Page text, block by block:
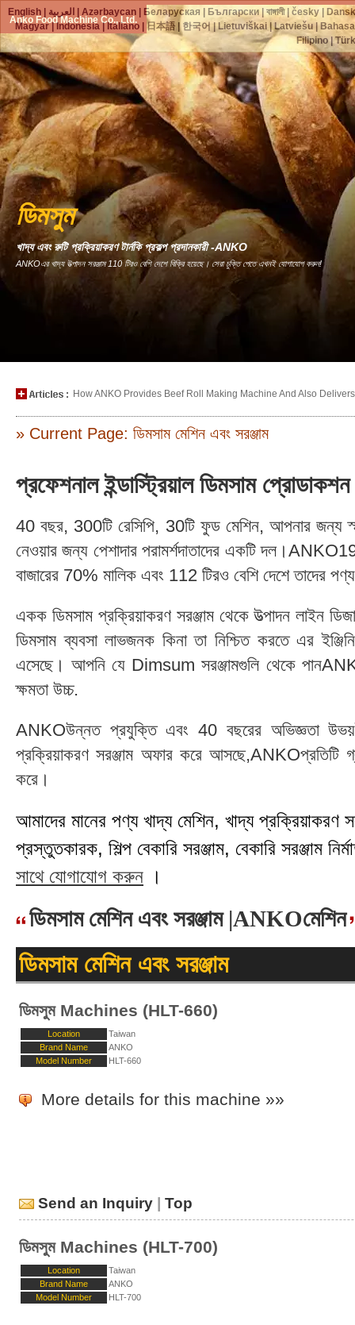
Anko Food Machine Co., Ltd.
ডিমসুম
খাদ্য এবং রুটি প্রক্রিয়াকরণ টার্নকি প্রকল্প প্রদানকারী -ANKO
ANKOএর খাদ্য উত্পাদন সরঞ্জাম 110 টিরও বেশি দেশে বিক্রি হয়েছে। সেরা চুক্তি পেতে এখনই যোগাযোগ করুন!
How ANKO Provides Beef Roll Making Machine And Also
» Current Page: ডিমসাম মেশিন এবং সরঞ্জাম
প্রফেশনাল ইন্ডাস্ট্রিয়াল ডিমসাম
40 বছর, 300টি রেসিপি, 30টি ফুড মেশিন, আপনার জন্য
নেওয়ার জন্য পেশাদার পরামর্শদাতাদের একটি
বাজারের 70% মালিক এবং 112 টিরও বেশি দেশে তাদের
একক ডিমসাম প্রক্রিয়াকরণ সরঞ্জাম থেকে উত্পাদন লাইন
ডিমসাম ব্যবসা লাভজনক কিনা তা নিশ্চিত করতে এর
এসেছে। আপনি যে Dimsum সরঞ্জামগুলি থেকে
ক্ষমতা উচ্চ.
ANKOউন্নত প্রযুক্তি এবং 40 বছরের অভিজ্ঞতা উভয়ই
প্রক্রিয়াকরণ সরঞ্জাম অফার করে আসছে,ANKOপ্রতিটি
করে।
আমাদের মানের পণ্য খাদ্য মেশিন, খাদ্য প্রক্রিয়াকরণ
প্রস্তুতকারক, শিল্প বেকারি সরঞ্জাম, বেকারি সরঞ্জাম
সাথে যোগাযোগ করুন ।
ডিমসাম মেশিন এবং সরঞ্জাম |ANKOমেশিন
ডিমসাম মেশিন এবং সরঞ্জাম
ডিমসুম Machines (HLT-660)
Location
Taiwan
Brand Name
ANKO
Model Number
HLT-660
More details for this machine »»
Send an Inquiry | Top
ডিমসুম Machines (HLT-700)
Location
Taiwan
Brand Name
ANKO
Model Number
HLT-700
English العربية |Azərbaycan Беларуская Български |বাঙ্গালী|česky
Magyar|Indonesia| Italiano| 日本語|한국어|Lietuviškai|Latviešu|
Filipino|